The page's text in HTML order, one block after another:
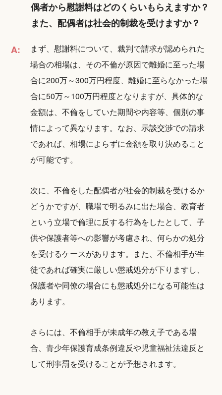
偶者から慰謝料はどのくらいもらえますか？
また、配偶者は社会的制裁を受けますか？
A:
まず、慰謝料について、裁判で請求が認められた
場合の相場は、その不倫が原因で離婚に至った場
合に200万～300万円程度、離婚に至らなかった場
合に50万～100万円程度となりますが、具体的な
金額は、不倫をしていた期間や内容等、個別の事
情によって異なります。なお、示談交渉での請求
であれば、相場によらずに金額を取り決めること
が可能です。
次に、不倫をした配偶者が社会的制裁を受けるか
どうかですが、職場で明るみに出た場合、教育者
という立場で倫理に反する行為をしたとして、子
供や保護者等への影響が考慮され、何らかの処分
を受けるケースがあります。また、不倫相手が生
徒であれば確実に厳しい懲戒処分が下りますし、
保護者や同僚の場合にも懲戒処分になる可能性は
あります。
さらには、不倫相手が未成年の教え子である場
合、青少年保護育成条例違反や児童福祉法違反と
して刑事罰を受けることが予想されます。